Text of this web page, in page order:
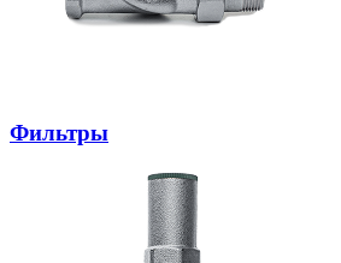
Фильтры